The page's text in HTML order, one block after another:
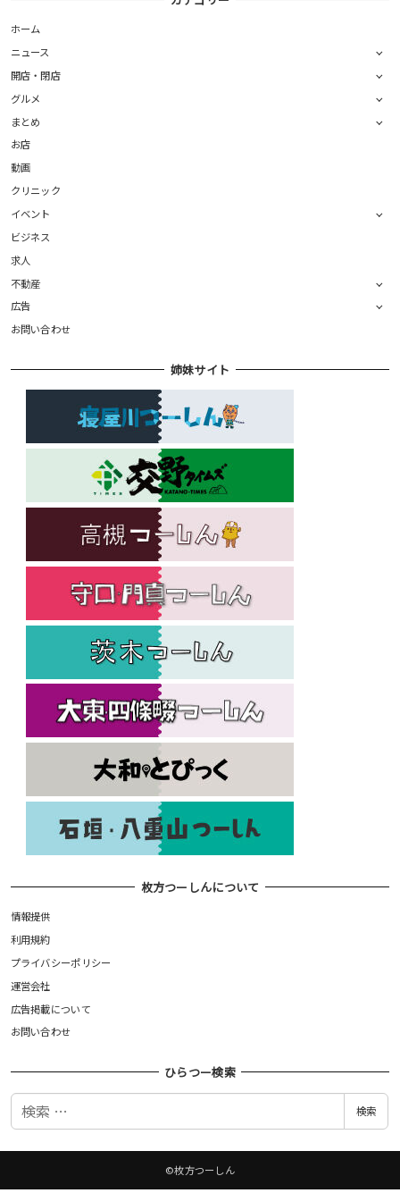
ホーム
ニュース
開店・閉店
グルメ
まとめ
お店
動画
クリニック
イベント
ビジネス
求人
不動産
広告
お問い合わせ
姉妹サイト
枚方つーしんについて
情報提供
利用規約
プライバシーポリシー
運営会社
広告掲載について
お問い合わせ
ひらつー検索
検
検索
©枚方つーしん